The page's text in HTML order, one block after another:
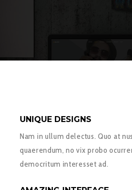
UNIQUE DESIGNS
Nam in ullum delectus. Quo at
quaerendum, no vix probo
democritum interesset ad.